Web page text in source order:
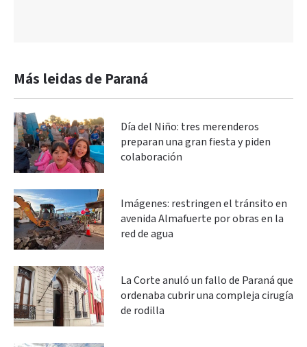
Más leidas de Paraná
Día del Niño: tres merenderos
preparan una gran fiesta y piden
colaboración
Imágenes: restringen el tránsito en
avenida Almafuerte por obras en la
red de agua
La Corte anuló un fallo de Paraná que
ordenaba cubrir una compleja cirugía
de rodilla